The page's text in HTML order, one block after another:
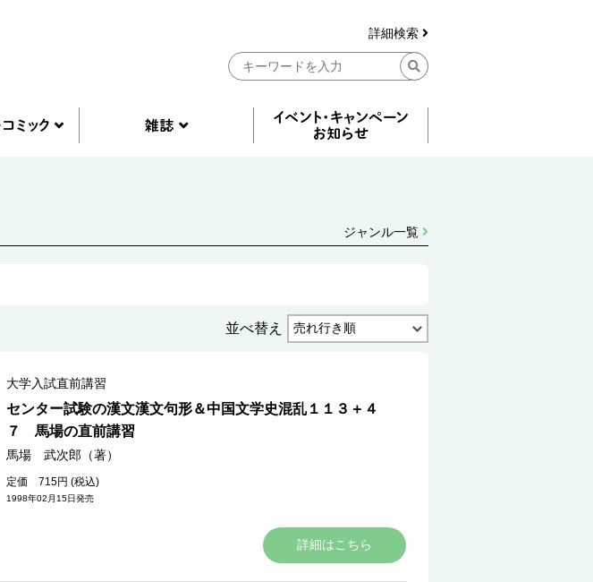
詳細検索
ジャンル一覧
並べ替え
大学入試直前講習
センター試験の漢文漢文句形＆中国文学史混乱１１３＋４
７ 馬場の直前講習
馬場 武次郎（著）
定価 715円 (税込)
1998年02月15日発売
詳細はこちら